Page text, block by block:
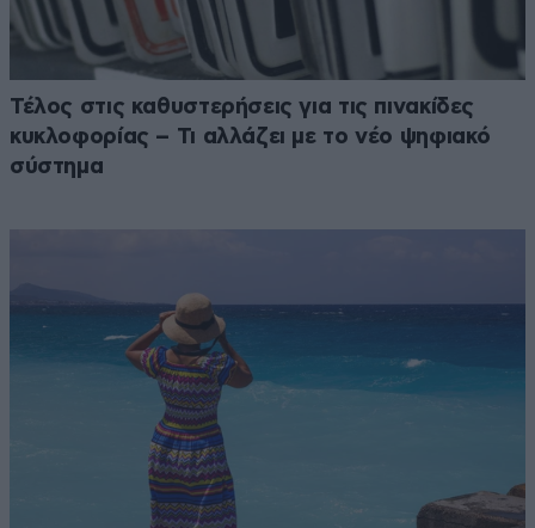
Τέλος στις καθυστερήσεις για τις πινακίδες
κυκλοφορίας – Τι αλλάζει με το νέο ψηφιακό
σύστημα